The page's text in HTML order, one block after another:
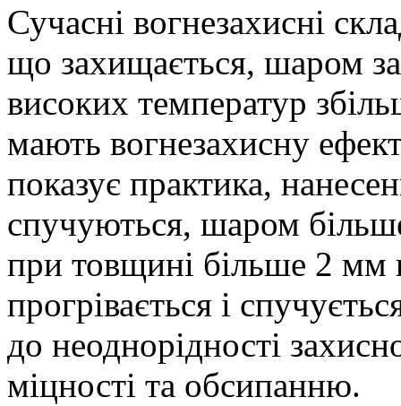
Сучасні вогнезахисні
що захищається, шаром
високих температур
мають вогнезахисну
показує практика,
спучуються, шаром
при товщині більше 2 мм
прогрівається і
до неоднорідності
міцності та обсипанню.